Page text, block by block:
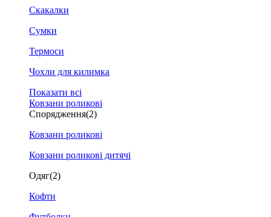
Скакалки
Сумки
Термоси
Чохли для килимка
Показати всі
Ковзани роликові
Спорядження(2)
Ковзани роликові
Ковзани роликові дитячі
Одяг(2)
Кофти